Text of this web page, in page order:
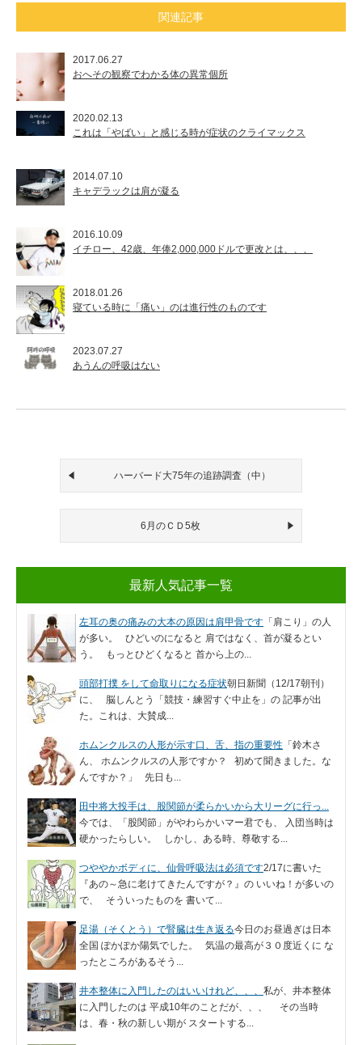
関連記事
2017.06.27
おへその観察でわかる体の異常個所
2020.02.13
これは「やばい」と感じる時が症状のクライマックス
2014.07.10
キャデラックは肩が凝る
2016.10.09
イチロー、42歳、年俸2,000,000ドルで更改とは、、、
2018.01.26
寝ている時に「痛い」のは進行性のものです
2023.07.27
あうんの呼吸はない
ハーバード大75年の追跡調査（中）
6月のＣＤ5枚
最新人気記事一覧
左耳の奥の痛みの大本の原因は肩甲骨です 「肩こり」の人
が多い。 ひどいのになると 肩ではなく、首が凝るとい
う。 もっとひどくなると 首から上の...
頭部打撲 をして命取りになる症状朝日新聞（12/17朝刊）
に、 脳しんとう「競技・練習すぐ中止を」の 記事が出
た。これは、大賛成...
ホムンクルスの人形が示す口、舌、指の重要性 「鈴木さ
ん、 ホムンクルスの人形ですか？ 初めて聞きました。な
んですか？」 先日も...
田中将大投手は、股関節が柔らかいから大リーグに行っ...
今では、「股関節」がやわらかいマー君でも、 入団当時は
硬かったらしい。 しかし、ある時、尊敬する...
つややかボディに、仙骨呼吸法は必須です2/17に書いた
『あの～急に老けてきたんですが？』の いいね！が多いの
で、 そういったものを 書いて...
足湯（そくとう）で腎臓は生き返る今日のお昼過ぎは日本
全国 ぽかぽか陽気でした。 気温の最高が３０度近くに な
ったところがあるそう...
井本整体に入門したのはいいけれど、、、 私が、井本整体
に入門したのは 平成10年のことだが、、、 その当時
は、春・秋の新しい期が スタートする...